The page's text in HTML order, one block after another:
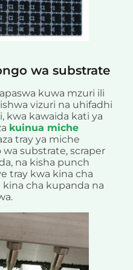
wa substrate
kuwa mzuri ili
vizuri na uhifadhi
kwa kawaida kati ya
kuinua miche
tray ya miche
substrate, scraper
na kisha punch
tray kwa kina cha
kina cha kupanda na